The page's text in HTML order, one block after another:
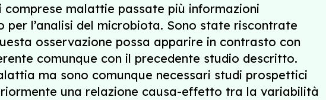
malattie passate più informazioni
l’analisi del microbiota. Sono state riscontrate
osservazione possa apparire in contrasto con
comunque con il precedente studio descritto.
ma sono comunque necessari studi prospettici
una relazione causa-effetto tra la variabilità